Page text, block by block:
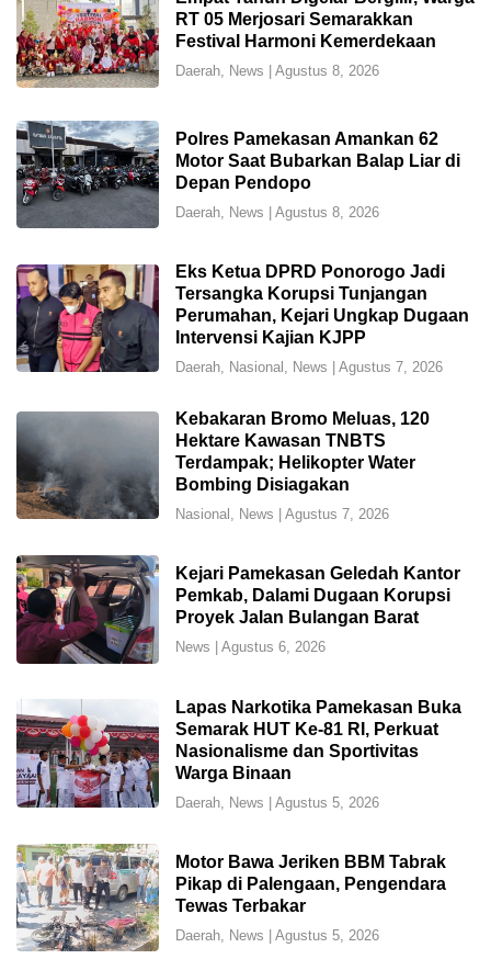
RT 05 Merjosari Semarakkan
Festival Harmoni Kemerdekaan
Daerah, News Agustus 8, 2026
Polres Pamekasan Amankan 62
Motor Saat Bubarkan Balap Liar di
Depan Pendopo
Daerah, News Agustus 8, 2026
Eks Ketua DPRD Ponorogo Jadi
Tersangka Korupsi Tunjangan
Perumahan, Kejari Ungkap Dugaan
Intervensi Kajian KJPP
Daerah, Nasional , News Agustus 7, 2026
Kebakaran Bromo Meluas, 120
Hektare Kawasan TNBTS
Terdampak; Helikopter Water
Bombing Disiagakan
Nasional , News Agustus 7, 2026
Kejari Pamekasan Geledah Kantor
Pemkab, Dalami Dugaan Korupsi
Proyek Jalan Bulangan Barat
News Agustus 6, 2026
Lapas Narkotika Pamekasan Buka
Semarak HUT Ke-81 RI, Perkuat
Nasionalisme dan Sportivitas
Warga Binaan
Daerah, News | Agustus 5, 2026
Motor Bawa Jeriken BBM Tabrak
Pikap di Palengaan, Pengendara
Tewas Terbakar
Daerah, News Agustus 5, 2026